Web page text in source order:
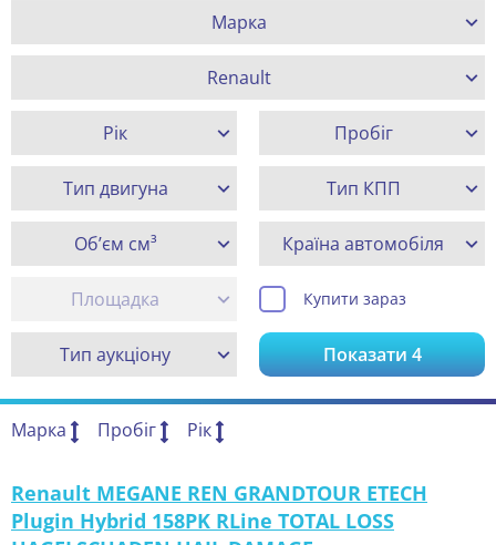
Марка
Renault
Рік Пробіг
Тип двигуна Тип КПП
Об’єм см³ Країна автомобіля
Площадка Купити зараз
Тип аукціону Показати4
Марка Пробіг Рік
Renault MEGANE REN GRANDTOUR ETECH
Plugin Hybrid 158PK RLine TOTAL LOSS